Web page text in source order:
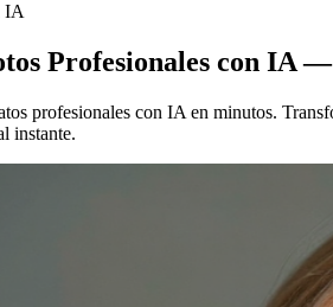
IA
Profesionales con IA
profesionales con IA en minutos.
instante.